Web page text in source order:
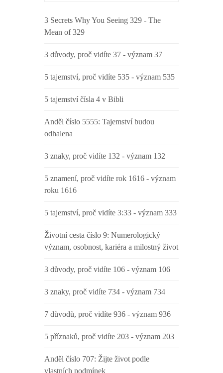
3 Secrets Why You Seeing 329 - The
Mean of 329
3 důvody, proč vidíte 37 - význam 37
5 tajemství, proč vidíte 535 - význam 535
5 tajemství čísla 4 v Bibli
Anděl číslo 5555: Tajemství budou
odhalena
3 znaky, proč vidíte 132 - význam 132
5 znamení, proč vidíte rok 1616 - význam
roku 1616
5 tajemství, proč vidíte 3:33 - význam 333
Životní cesta číslo 9: Numerologický
význam, osobnost, kariéra a milostný život
3 důvody, proč vidíte 106 - význam 106
3 znaky, proč vidíte 734 - význam 734
7 důvodů, proč vidíte 936 - význam 936
5 příznaků, proč vidíte 203 - význam 203
Anděl číslo 707: Žijte život podle
vlastních podmínek